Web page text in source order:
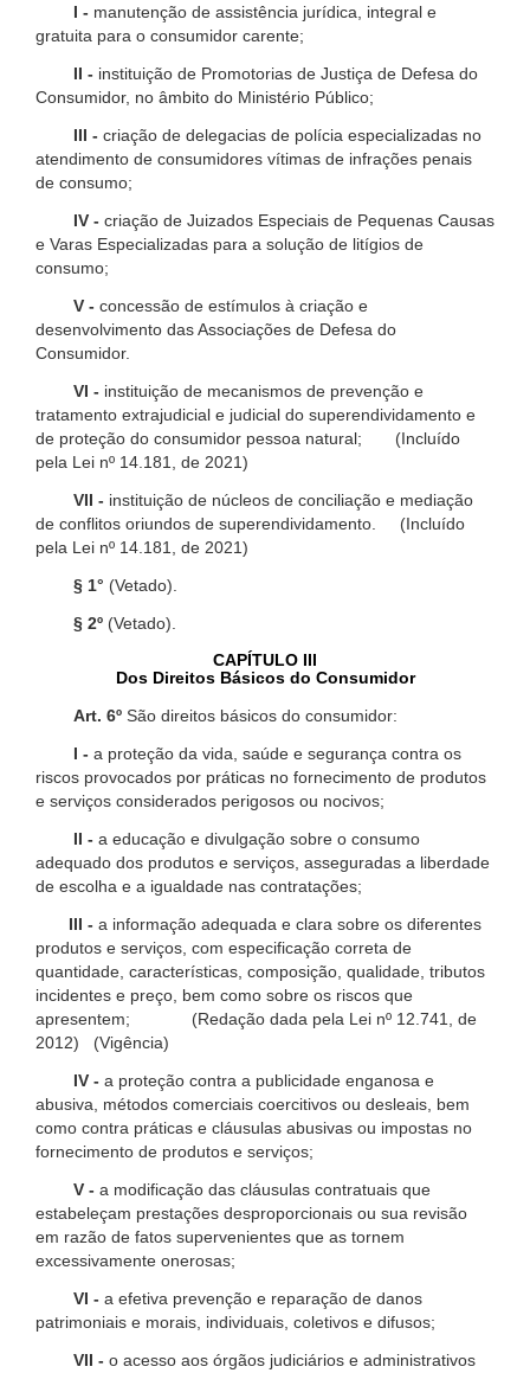
I - manutenção de assistência jurídica, integral e
gratuita para o consumidor carente;
II - instituição de Promotorias de Justiça de Defesa do
Consumidor, no âmbito do Ministério Público;
III - criação de delegacias de polícia especializadas no
atendimento de consumidores vítimas de infrações penais
de consumo;
IV - criação de Juizados Especiais de Pequenas Causas
e Varas Especializadas para a solução de litígios de
consumo;
V - concessão de estímulos à criação e
desenvolvimento das Associações de Defesa do
Consumidor.
VI - instituição de mecanismos de prevenção e
tratamento extrajudicial e judicial do superendividamento e
de proteção do consumidor pessoa natural; (Incluído
pela Lei nº 14.181, de 2021)
VII - instituição de núcleos de conciliação e mediação
de conflitos oriundos de superendividamento. (Incluído
pela Lei nº 14.181, de 2021)
§ 1° (Vetado).
§ 2º (Vetado).
CAPÍTULO III
Dos Direitos Básicos do Consumidor
Art. 6º São direitos básicos do consumidor:
I - a proteção da vida, saúde e segurança contra os
riscos provocados por práticas no fornecimento de produtos
e serviços considerados perigosos ou nocivos;
II - a educação e divulgação sobre o consumo
adequado dos produtos e serviços, asseguradas a liberdade
de escolha e a igualdade nas contratações;
III - a informação adequada e clara sobre os diferentes
produtos e serviços, com especificação correta de
quantidade, características, composição, qualidade, tributos
incidentes e preço, bem como sobre os riscos que
apresentem; (Redação dada pela Lei nº 12.741, de
2012) (Vigência)
IV - a proteção contra a publicidade enganosa e
abusiva, métodos comerciais coercitivos ou desleais, bem
como contra práticas e cláusulas abusivas ou impostas no
fornecimento de produtos e serviços;
V - a modificação das cláusulas contratuais que
estabeleçam prestações desproporcionais ou sua revisão
em razão de fatos supervenientes que as tornem
excessivamente onerosas;
VI - a efetiva prevenção e reparação de danos
patrimoniais e morais, individuais, coletivos e difusos;
VII - o acesso aos órgãos judiciários e administrativos